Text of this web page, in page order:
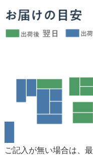
ご記入が無い場合は、